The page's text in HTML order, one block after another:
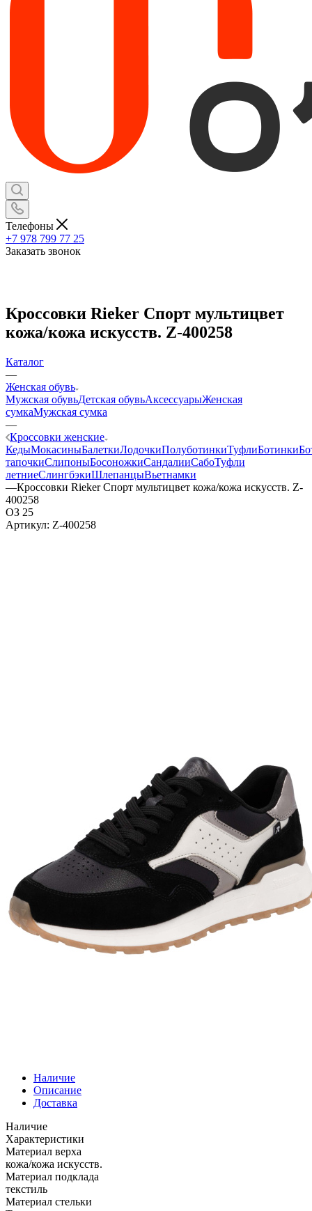
Телефоны
+7 978 799 77 25
Заказать звонок
Кроссовки Rieker Спорт мультицвет
кожа/кожа искусств. Z-400258
Каталог
—
Женская обувь
Мужская обувьДетская обувьАксессуарыЖенская
сумкаМужская сумка
—
Кроссовки женские
КедыМокасиныБалеткиЛодочкиПолуботинкиТуфлиБотинки
тапочкиСлипоныБосоножкиСандалииСабоТуфли
летниеСлингбэкиШлепанцыВьетнамки
—Кроссовки Rieker Спорт мультицвет кожа/кожа искусств. Z-
400258
ОЗ 25
Артикул: Z-400258
Наличие
Описание
Доставка
Наличие
Характеристики
Материал верха
кожа/кожа искусств.
Материал подклада
текстиль
Материал стельки